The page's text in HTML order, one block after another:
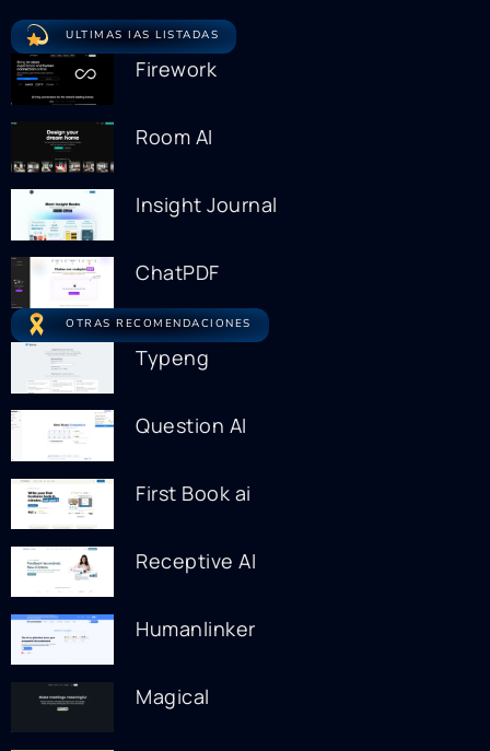
ULTIMAS IAS LISTADAS
Firework
Room AI
Insight Journal
ChatPDF
OTRAS RECOMENDACIONES
Typeng
Question AI
First Book ai
Receptive AI
Humanlinker
Magical